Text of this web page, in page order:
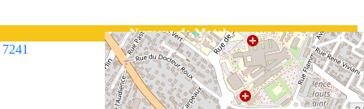
Numero de Match
7241